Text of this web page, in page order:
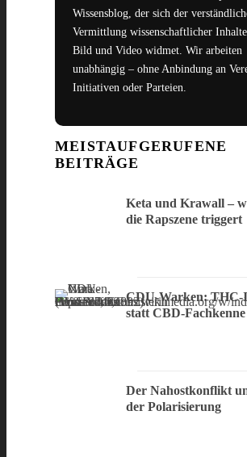
Wissensblog, der sich der
Vermittlung wissenschaftlicher
Bild und Video widmet. Wir arbeiten
unabhängig – ohne Anbindung an
Initiativen oder Parteien.
MEISTAUFGERUFENE
BEITRÄGE
Keta und Krawall –
die Rapszene triggert
CDU-Warken: THC-
statt CBD-Fachkenne
Der Nahostkonflikt
der Polarisierung